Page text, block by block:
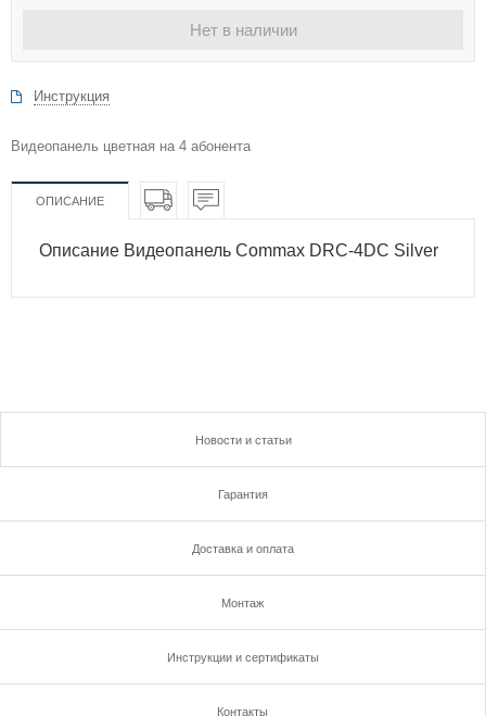
Нет в наличии
Инструкция
Видеопанель цветная на 4 абонента
ОПИСАНИЕ
Описание Видеопанель Commax DRC-4DC Silver
Новости и статьи
Гарантия
Доставка и оплата
Монтаж
Инструкции и сертификаты
Контакты